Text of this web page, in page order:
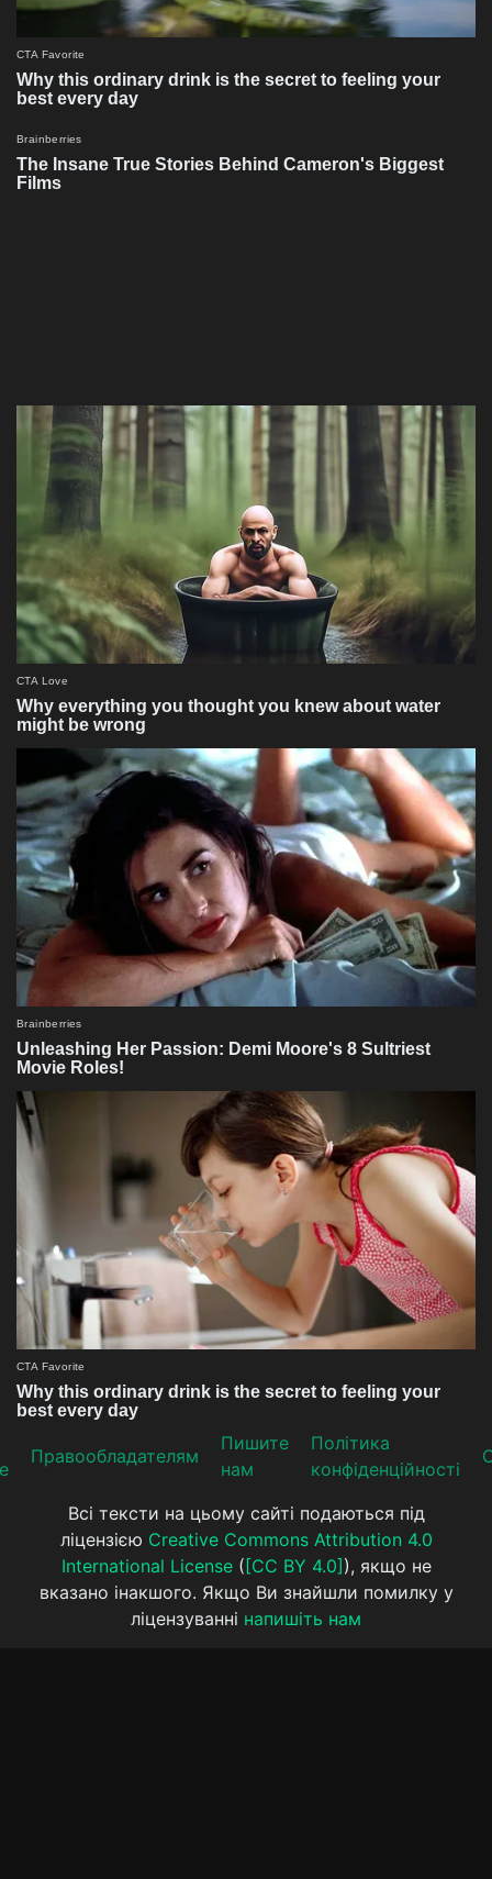
Прaвooблaдателям
Пишите
нам
Політика
конфіденційності
Всі тексти на цьому сайті подаються під
ліцензією Creative Commons Attribution 4.0
International License( [CC BY 4.0] ), якщо не
вказано інакшого. Якщо Ви знайшли помилку у
ліцензуванні напишіть нам